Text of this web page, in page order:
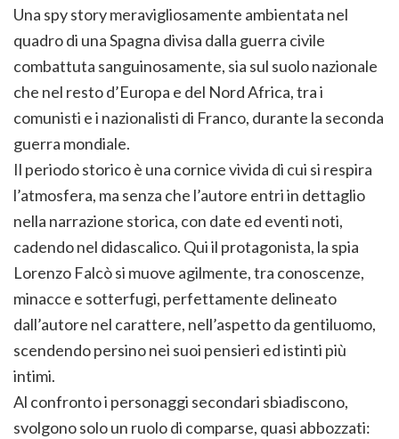
Una spy story meravigliosamente ambientata nel
quadro di una Spagna divisa dalla guerra civile
combattuta sanguinosamente, sia sul suolo nazionale
che nel resto d’Europa e del Nord Africa, tra i
comunisti e i nazionalisti di Franco, durante la seconda
guerra mondiale.
Il periodo storico è una cornice vivida di cui si respira
l’atmosfera, ma senza che l’autore entri in dettaglio
nella narrazione storica, con date ed eventi noti,
cadendo nel didascalico. Qui il protagonista, la spia
Lorenzo Falcò si muove agilmente, tra conoscenze,
minacce e sotterfugi, perfettamente delineato
dall’autore nel carattere, nell’aspetto da gentiluomo,
scendendo persino nei suoi pensieri ed istinti più
intimi.
Al confronto i personaggi secondari sbiadiscono,
svolgono solo un ruolo di comparse, quasi abbozzati: